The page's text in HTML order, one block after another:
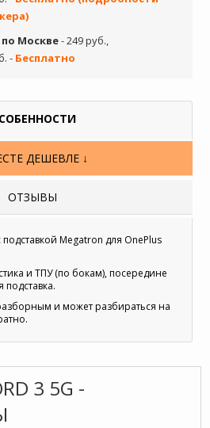
Москве- 249 руб.,
- Бесплатно
ДЕШЕВЛЕ ↓
ОТЗЫВЫ
Megatron для OnePlus
и ТПУ (по бокам), посередине
и может разбираться на
3 5G -